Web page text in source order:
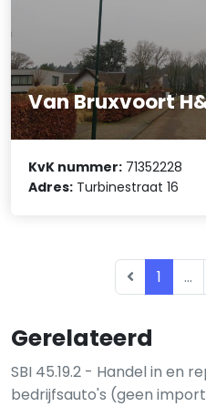
Gerelateerd
SBI 45.19.2 - Handel in en
bedrijfsauto's (geen
Van Bruxvoort
KvK nummer: 71352228
Adres: Turbinestraat 16
1 ...